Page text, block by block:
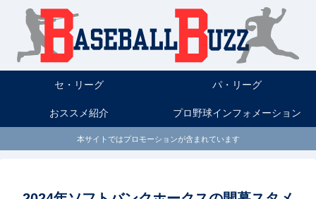
セ・リーグ パ・リーグ
おススメ紹介 プロ野球インフォメーション
本サイトではプロモーションが含まれています